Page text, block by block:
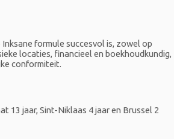
formule succesvol is, zowel op
locaties, financieel en boekhoudkundig,
conformiteit.
13 jaar, Sint-Niklaas 4 jaar en Brussel 2